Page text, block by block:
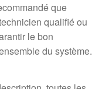
que
qualifié ou
le bon
du système.